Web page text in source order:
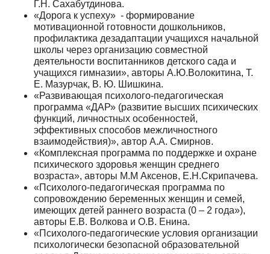
Г.Н. Сахабутдинова.
«Дорога к успеху» - формирование
мотивационной готовности дошкольников,
профилактика дезадаптации учащихся начальной
школы через организацию совместной
деятельности воспитанников детского сада и
учащихся гимназии», авторы А.Ю.Волокитина, Т.
Е. Мазурчак, В. Ю. Шишкина.
«Развивающая психолого-педагогическая
программа «ДАР» (развитие высших психических
функций, личностных особенностей,
эффективных способов межличностного
взаимодействия)», автор А.А. Смирнов.
«Комплексная программа по поддержке и охране
психического здоровья женщин среднего
возраста», авторы М.М Аксенов, Е.Н.Скрипачева.
«Психолого-педагогическая программа по
сопровождению беременных женщин и семей,
имеющих детей раннего возраста (0 – 2 года»),
авторы Е.В. Волкова и О.В. Енина.
«Психолого-педагогические условия организации
психологически безопасной образовательной